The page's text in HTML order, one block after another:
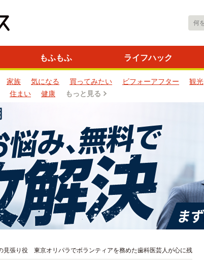
もふもふ ライフハック
家族 気になる 買ってみたい ビフォーアフター 観光
住まい 健康 もっと見る
見張り役 東京オリパラでボランティアを務めた歯科医芸人が心に残